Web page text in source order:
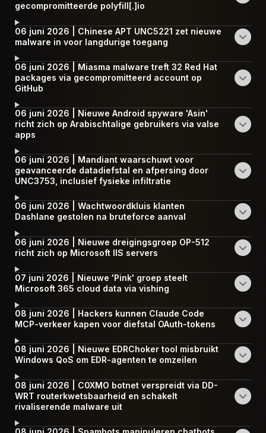
gecompromitteerde polyfill[.]io
06 juni 2026 | Chinese APT UNC5221 zet nieuwe
malware in voor langdurige toegang
06 juni 2026 | Miasma malware treft 32 Red Hat
packages via gecompromitteerd account op
GitHub
06 juni 2026 | Nieuwe Android spyware 'Asin'
richt zich op Arabischtalige gebruikers via valse
apps
06 juni 2026 | Mandiant waarschuwt voor
geavanceerde datadiefstal en afpersing door
UNC3753, inclusief fysieke infiltratie
06 juni 2026 | Wachtwoordkluis klanten
Dashlane gestolen na bruteforce aanval
06 juni 2026 | Nieuwe dreigingsgroep OP-512
richt zich op Microsoft IIS servers
07 juni 2026 | Nieuwe 'Pink' groep steelt
Microsoft 365 cloud data via vishing
08 juni 2026 | Hackers kunnen Claude Code
MCP-verkeer kapen voor diefstal OAuth-tokens
08 juni 2026 | Nieuwe EDRChoker tool misbruikt
Windows QoS om EDR-agenten te omzeilen
08 juni 2026 | C0XMO botnet verspreidt via DD-
WRT routerkwetsbaarheid en schakelt
rivaliserende malware uit